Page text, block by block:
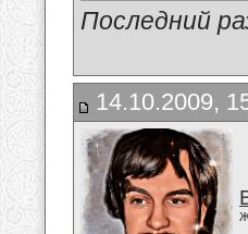
Последний
14.10.2009,